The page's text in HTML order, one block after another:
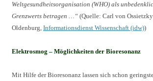
Weltgesundheitsorganisation (WHO) als
Grenzwerts betragen …“ (Quelle: Carl von
Oldenburg, Informationsdienst Wissenschaft (idw))
Elektrosmog – Möglichkeiten der Bioresonanz
Mit Hilfe der Bioresonanz lassen sich schon